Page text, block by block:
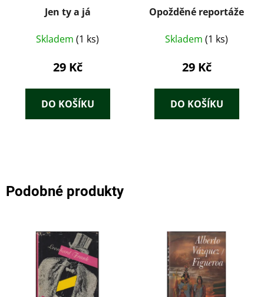
Jen ty a já
Skladem (1 ks)
29 Kč
DO KOŠÍKU
Opožděné reportáže
Skladem (1 ks)
29 Kč
DO KOŠÍKU
Podobné produkty